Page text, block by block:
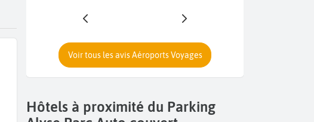
Voir tous les avis Aéroports Voyages
Hôtels à proximité du Parking